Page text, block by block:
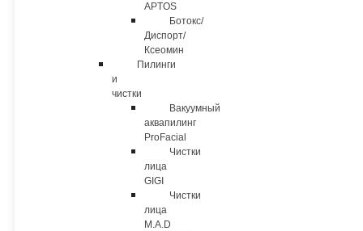
APTOS
Ботокс/
Диспорт/
Ксеомин
Пилинги
и
чистки
Вакуумный
аквапилинг
ProFacial
Чистки
лица
GIGI
Чистки
лица
M.A.D